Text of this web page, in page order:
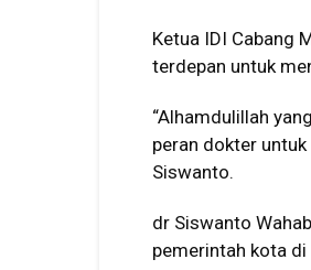
Ketua IDI Cabang
terdepan untuk
“Alhamdulillah
peran dokter
Siswanto.
dr Siswanto
pemerintah kota